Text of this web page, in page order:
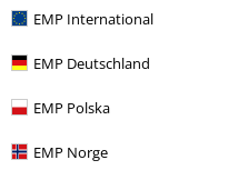
EMP International
EMP Deutschland
EMP Polska
EMP Norge
kurtka przejściowa
dobra jakość,jedyny to brak